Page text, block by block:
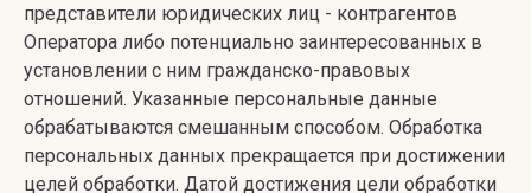
представители юридических лиц - контрагентов
Оператора либо потенциально заинтересованных в
установлении с ним гражданско-правовых
отношений. Указанные персональные данные
обрабатываются смешанным способом. Обработка
персональных данных прекращается при достижении
целей обработки. Датой достижения цели обработки